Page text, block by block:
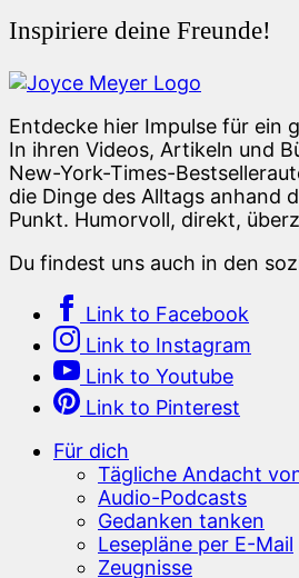
Inspiriere deine Freunde!
Entdecke hier Impulse für ein
In ihren Videos, Artikeln und
New-York-Times-
die Dinge des Alltags anhand
Punkt. Humorvoll, direkt,
Du findest uns auch in den
Link to Facebook
Link to Instagram
Link to Youtube
Link to Pinterest
Für dich
Tägliche Andacht
Audio-Podcasts
Gedanken tanken
Lesepläne per E-Mail
Zeugnisse